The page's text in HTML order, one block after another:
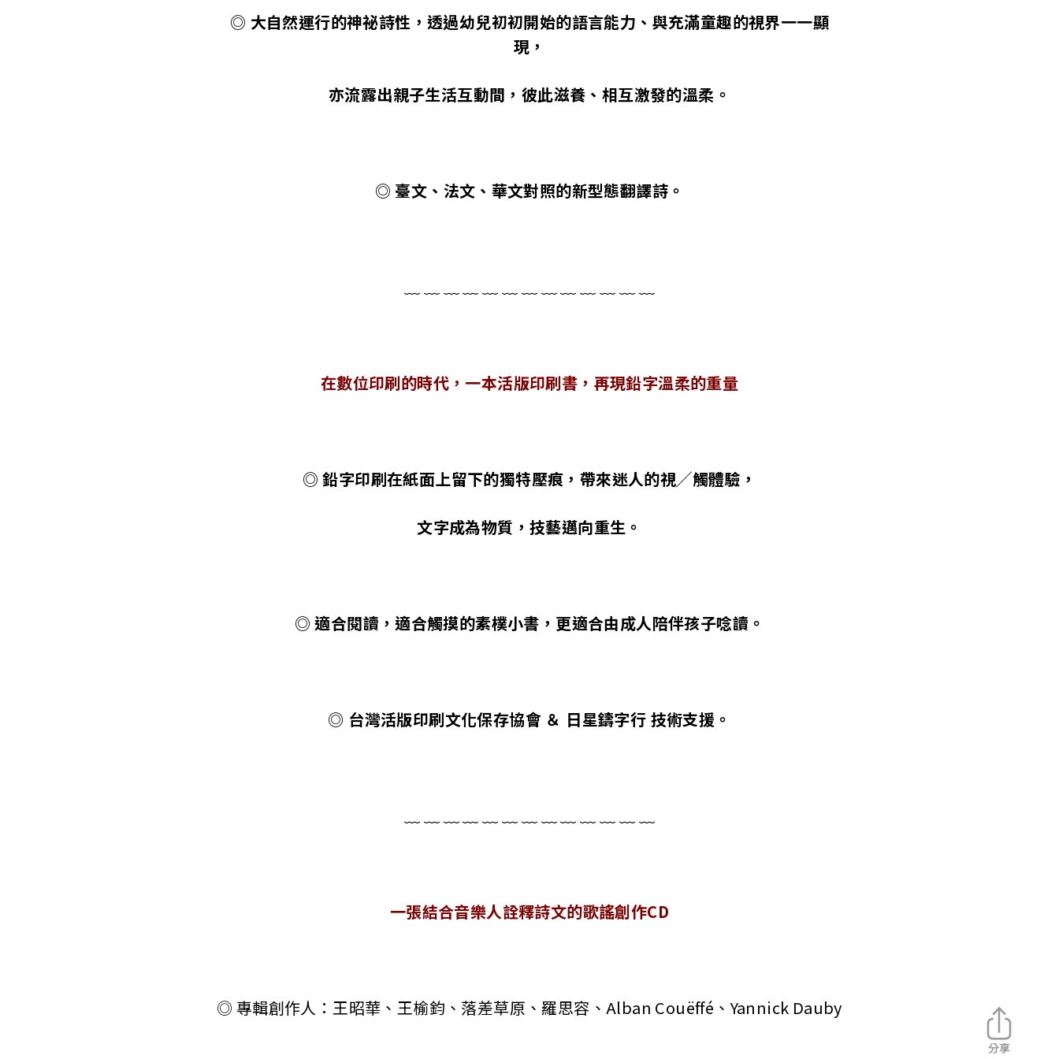
◎ 大自然運行的神祕詩性，透過幼兒初初開始的語言能力、與充滿童趣的視界一一顯
現，
亦流露出親子生活互動間，彼此滋養、相互激發的溫柔。
◎ 臺文、法文、華文對照的新型態翻譯詩。
在數位印刷的時代，一本活版印刷書，再現鉛字溫柔的重量
◎ 鉛字印刷在紙面上留下的獨特壓痕，帶來迷人的視╱觸體驗，
文字成為物質，技藝邁向重生。
◎ 適合閱讀，適合觸摸的素樸小書，更適合由成人陪伴孩子唸讀。
◎ 台灣活版印刷文化保存協會 ＆ 日星鑄字行 技術支援。
一張結合音樂人詮釋詩文的歌謠創作CD
◎ 專輯創作人：王昭華、王榆鈞、落差草原、羅思容、Alban Couëffé、Yannick Dauby